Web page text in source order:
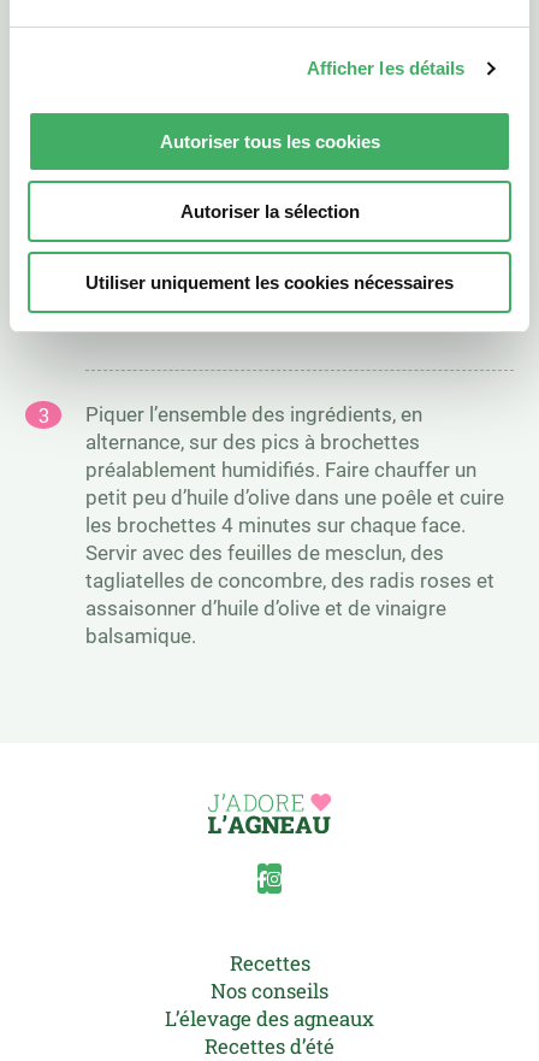
Afficher les détails
Autoriser tous les cookies
Autoriser la sélection
Utiliser uniquement les cookies nécessaires
rondelles. Trancher l’oignon rouge en
Déposer le tout dans un grand récipient,
arroser d’un filet d’huile d’olive et parsemer
généreusement d’herbes de Provence. Couvrir
de film alimentaire et laisser reposer au moins
Piquer l’ensemble des ingrédients, en
alternance, sur des pics à brochettes
préalablement humidifiés. Faire chauffer un
petit peu d’huile d’olive dans une poêle et cuire
les brochettes 4 minutes sur chaque face.
Servir avec des feuilles de mesclun, des
tagliatelles de concombre, des radis roses et
assaisonner d’huile d’olive et de vinaigre
balsamique.
Recettes
Nos conseils
L’élevage des agneaux
Recettes d’été